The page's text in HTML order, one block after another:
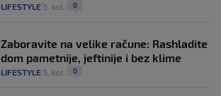
LIFESTYLE 5. kol. 0
Zaboravite na velike račune: Rashladite
dom pametnije, jeftinije i bez klime
LIFESTYLE 5. kol. 0